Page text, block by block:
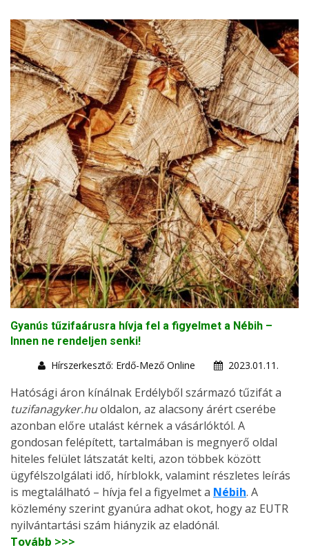
Gyanús tűzifaárusra hívja fel a figyelmet a Nébih –
Innen ne rendeljen senki!
Hírszerkesztő: Erdő-Mező Online
2023.01.11.
Hatósági áron kínálnak Erdélyből származó tűzifát a
tuzifanagyker.huoldalon, az alacsony árért cserébe
azonban előre utalást kérnek a vásárlóktól. A
gondosan felépített, tartalmában is megnyerő oldal
hiteles felület látszatát kelti, azon többek között
ügyfélszolgálati idő, hírblokk, valamint részletes leírás
is megtalálható – hívja fel a figyelmet a Nébih. A
közlemény szerint gyanúra adhat okot, hogy az EUTR
nyilvántartási szám hiányzik az eladónál.
Tovább >>>